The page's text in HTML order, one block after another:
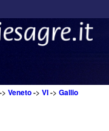
-> Veneto-> VI-> Gallio